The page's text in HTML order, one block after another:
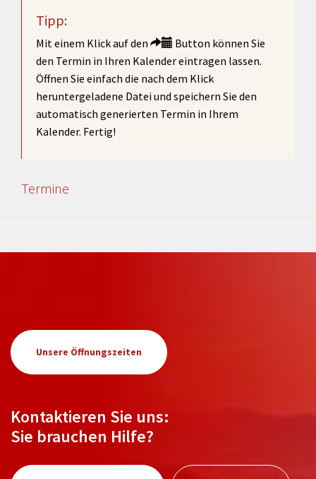
Tipp:
Mit einem Klick auf den
Button können Sie
den Termin in Ihren Kalender eintragen lassen.
Öffnen Sie einfach die nach dem Klick
heruntergeladene Datei und speichern Sie den
automatisch generierten Termin in Ihrem
Kalender. Fertig!
Termine
Unsere Öffnungszeiten
Kontaktieren Sie uns:
Sie brauchen Hilfe?